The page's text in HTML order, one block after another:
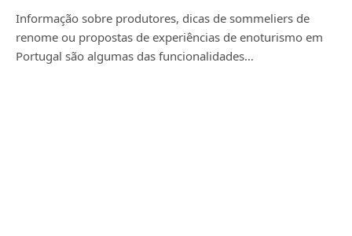
Informação sobre produtores, dicas de sommeliers de
renome ou propostas de experiências de enoturismo em
Portugal são algumas das funcionalidades…